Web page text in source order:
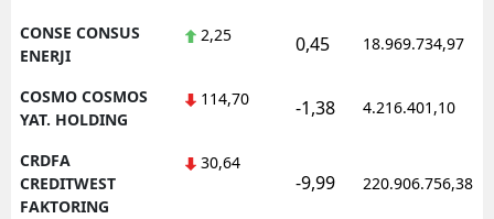
CONSE CONSUS
ENERJI
2,25 0,45 18.969.734,97
COSMO COSMOS
YAT. HOLDING
114,70 -1,38 4.216.401,10
CRDFA
CREDITWEST
FAKTORING
30,64
-9,99 220.906.756,38